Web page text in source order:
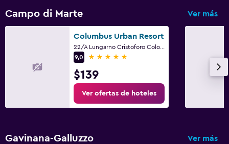
Campo di Marte Ver más
Columbus Urban Resort
9,0
5 estrellas
$139
Ver ofertas de hoteles
Gavinana-Galluzzo Ver más